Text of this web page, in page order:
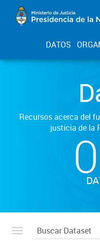
DATOS
Recursos acerca del
justicia de la